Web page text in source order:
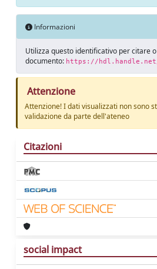
Informazioni
Utilizza questo identificativo per citare
documento: https://hdl.handle.net/
Attenzione
Attenzione! I dati visualizzati non sono
validazione da parte dell'ateneo
Citazioni
social impact